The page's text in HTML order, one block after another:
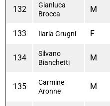
132
Gianluca
Brocca
M
133 Ilaria Grugni F
134
Silvano
Bianchetti
M
135
Carmine
Aronne
M